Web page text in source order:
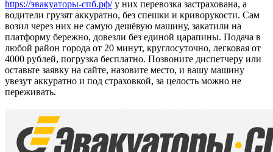
https://эвакуаторы-спб.рф/у них перевозка застрахована, а
водители грузят аккуратно, без спешки и криворукости. Сам
возил через них не самую дешёвую машину, закатили на
платформу бережно, довезли без единой царапины. Подача в
любой район города от 20 минут, круглосуточно, легковая от
4000 рублей, погрузка бесплатно. Позвоните диспетчеру или
оставьте заявку на сайте, назовите место, и вашу машину
увезут аккуратно и под страховкой, за целость можно не
переживать.